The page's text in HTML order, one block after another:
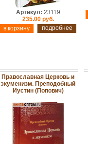
Артикул: 23119
235.00 руб.
подробнее
Православная Церковь и
экуменизм. Преподобный
Иустин (Попович)